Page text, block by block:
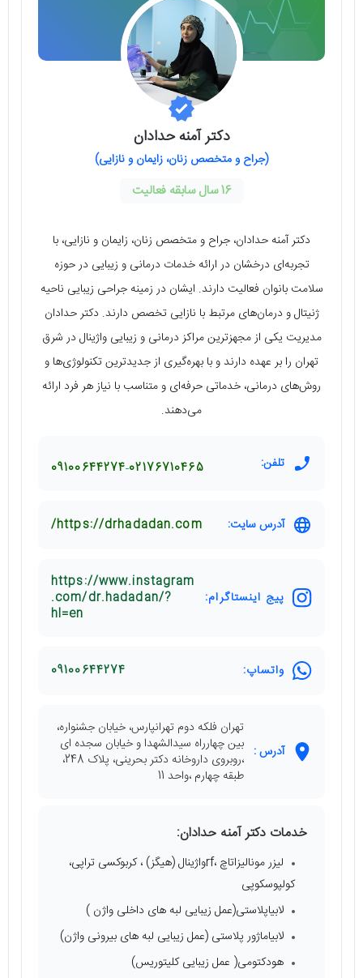
دکتر آمنه حدادان
(جراح و متخصص زنان، زایمان و نازایی)
16 سال سابقه فعالیت
دکتر آمنه حدادان، جراح و متخصص زنان، زایمان و نازایی، با
تجربه‌ای درخشان در ارائه خدمات درمانی و زیبایی در حوزه
سلامت بانوان فعالیت دارند. ایشان در زمینه جراحی زیبایی ناحیه
ژنیتال و درمان‌های مرتبط با نازایی تخصص دارند. دکتر حدادان
مدیریت یکی از مجهزترین مراکز درمانی و زیبایی واژینال در شرق
تهران را بر عهده دارند و با بهره‌گیری از جدیدترین تکنولوژی‌ها و
روش‌های درمانی، خدماتی حرفه‌ای و متناسب با نیاز هر فرد ارائه
می‌دهند.
تلفن: 02176710465
09100644274
آدرس سایت: https://drhadadan.com/
پیج اینستاگرام:
https://www.instagram
.com/dr.hadadan/?
hl=en
واتساپ: 09100644274
آدرس :
تهران فلکه دوم تهرانپارس، خیابان جشنواره،
بین چهارراه سیدالشهدا و خیابان سجده ای
،روبروی داروخانه دکتر بحرینی، پلاک 248،
طبقه چهارم ،واحد 11
خدمات دکتر آمنه حدادان:
لیزر مونالیزاتاچ ،rfواژینال (هیگز) ، کربوکسی تراپی،
کولپوسکوپی
لابیاپلاستی(عمل زیبایی لبه های داخلی واژن )
لابیاماژور پلاستی (عمل زیبایی لبه های بیرونی واژن)
هودکتومی( عمل زیبایی کلیتوریس)